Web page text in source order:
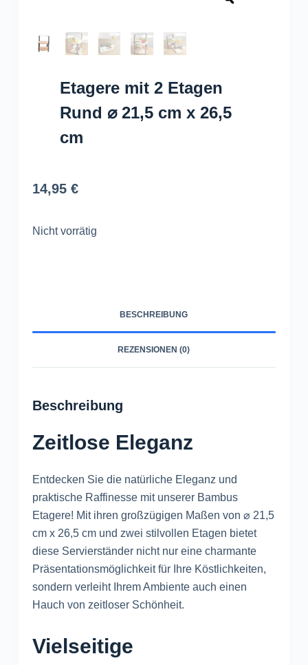
Etagere mit 2 Etagen
Rund ⌀ 21,5 cm x 26,5
cm
14,95 €
Nicht vorrätig
BESCHREIBUNG
REZENSIONEN (0)
Beschreibung
Zeitlose Eleganz
Entdecken Sie die natürliche Eleganz und
praktische Raffinesse mit unserer Bambus
Etagere! Mit ihren großzügigen Maßen von ⌀ 21,5
cm x 26,5 cm und zwei stilvollen Etagen bietet
diese Servierständer nicht nur eine charmante
Präsentationsmöglichkeit für Ihre Köstlichkeiten,
sondern verleiht Ihrem Ambiente auch einen
Hauch von zeitloser Schönheit.
Vielseitige